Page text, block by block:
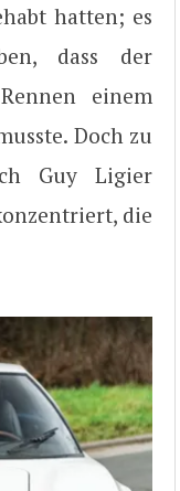
hatten; es
dass der
einem
Doch zu
Guy Ligier
die